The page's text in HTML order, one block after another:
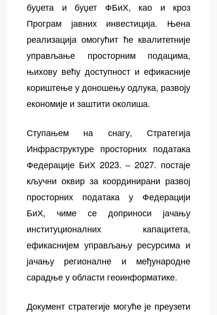
буџета и буџет ФБиХ, као и кроз
Програм јавних инвестиција. Њена
реализација омогућит ће квалитетније
управљање просторним подацима,
њихову већу доступност и ефикасније
кориштење у доношењу одлука, развоју
економије и заштити околиша.
Ступањем на снагу, Стратегија
Инфраструктуре просторних података
Федерације БиХ 2023. – 2027. постаје
кључни оквир за координирани развој
просторних података у Федерацији
БиХ, чиме се доприноси јачању
институционалних капацитета,
ефикаснијем управљању ресурсима и
јачању регионалне и међународне
сарадње у области геоинформатике.
Документ стратегије могуће је преузети